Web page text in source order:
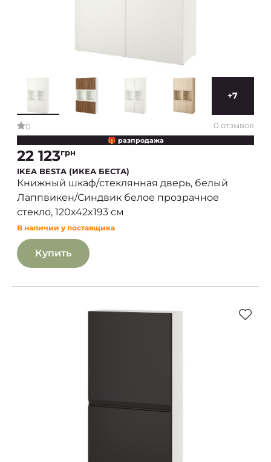
+7
0 0 отзывов
🎁 разпродажа
22 123грн
IKEA BESTA (ИКЕА БЕСТА)
Книжный шкаф/стеклянная дверь, белый
Лаппвикен/Синдвик белое прозрачное
стекло, 120x42x193 см
В наличии у поставщика
Купить